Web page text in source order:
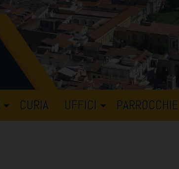
CURIA UFFICI PARROCCHIE